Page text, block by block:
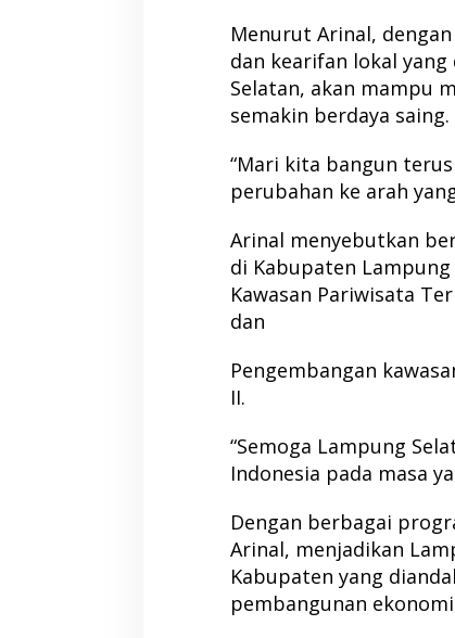
Menurut Arinal,
dan kearifan lokal
Selatan, akan mampu
semakin berdaya saing.
“Mari kita bangun
perubahan ke arah
Arinal menyebutkan
di Kabupaten
Kawasan Pariwisata
dan
Pengembangan
II.
“Semoga Lampung
Indonesia pada masa
Dengan berbagai
Arinal, menjadikan
Kabupaten yang
pembangunan